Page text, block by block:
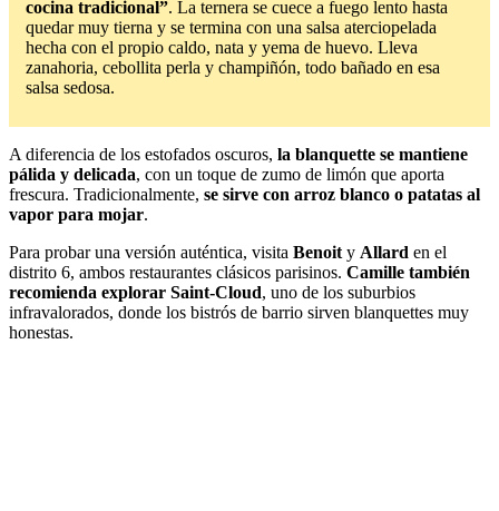
cocina tradicional”. La ternera se cuece a fuego lento hasta
quedar muy tierna y se termina con una salsa aterciopelada
hecha con el propio caldo, nata y yema de huevo. Lleva
zanahoria, cebollita perla y champiñón, todo bañado en esa
salsa sedosa.
A diferencia de los estofados oscuros, la blanquette se mantiene
pálida y delicada, con un toque de zumo de limón que aporta
frescura. Tradicionalmente, se sirve con arroz blanco o patatas al
vapor para mojar.
Para probar una versión auténtica, visita Benoit y Allard en el
distrito 6, ambos restaurantes clásicos parisinos. Camille también
recomienda explorar Saint-Cloud, uno de los suburbios
infravalorados, donde los bistrós de barrio sirven blanquettes muy
honestas.